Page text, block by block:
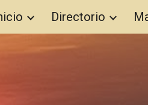
Skip to navigationDirectorio